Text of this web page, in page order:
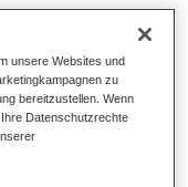
und gleichmäßige
unsere Websites und
zu
bereitzustellen. Wenn
Datenschutzrechte